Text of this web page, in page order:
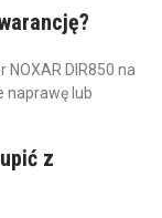
DIR850 na
naprawę lub
z